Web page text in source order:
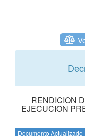
RENDICION
EJECUCION
Documento Actualizado